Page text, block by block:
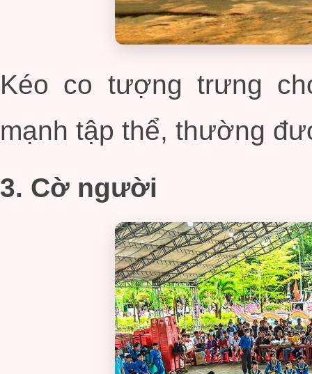
Kéo co tượng trưng
mạnh tập thể, thường
3. Cờ người